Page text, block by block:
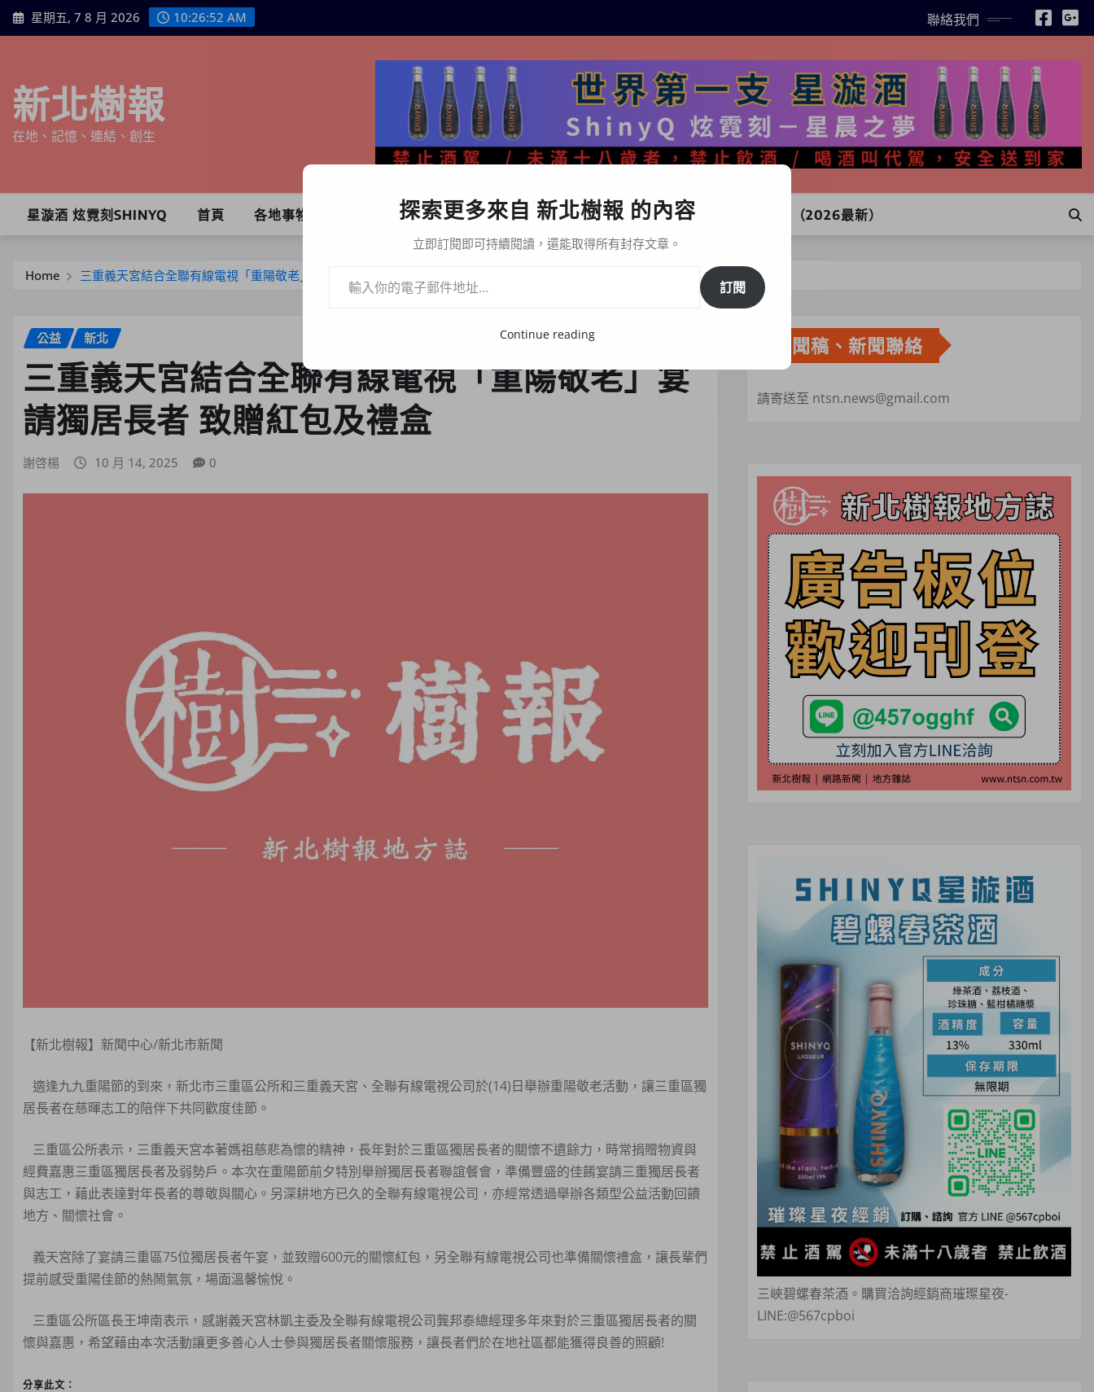
Skip
to
星期五, 7 8 月 2026 10:26:53 AM 聯絡我們
新北樹報
在地、記憶、連結、創生
星漩酒 炫霓刻SHINYQ 首頁 各地事物 生活百態 關於樹報 星漩酒哪裡買｜官方購買通路與LINE訂購（2026最新）
Home 三重義天宮結合全聯有線電視「重陽敬老」宴請獨居長者 致贈紅包及禮盒
公益 新北
三重義天宮結合全聯有線電視「重陽敬老」宴
請獨居長者 致贈紅包及禮盒
謝啓楊 10 月 14, 2025 0
【新北樹報】新聞中心/新北市新聞
適逢九九重陽節的到來，新北市三重區公所和三重義天宮、全聯有線電視公司於(14)日舉辦重陽敬老活動，讓三重區獨
居長者在慈暉志工的陪伴下共同歡度佳節。
三重區公所表示，三重義天宮本著媽祖慈悲為懷的精神，長年對於三重區獨居長者的關懷不遺餘力，時常捐贈物資與
經費嘉惠三重區獨居長者及弱勢戶。本次在重陽節前夕特別舉辦獨居長者聯誼餐會，準備豐盛的佳餚宴請三重獨居長者
與志工，藉此表達對年長者的尊敬與關心。另深耕地方已久的全聯有線電視公司，亦經常透過舉辦各類型公益活動回饋
地方、關懷社會。
義天宮除了宴請三重區75位獨居長者午宴，並致贈600元的關懷紅包，另全聯有線電視公司也準備關懷禮盒，讓長輩們
提前感受重陽佳節的熱鬧氣氛，場面溫馨愉悅。
三重區公所區長王坤南表示，感謝義天宮林凱主委及全聯有線電視公司龔邦泰總經理多年來對於三重區獨居長者的關
懷與嘉惠，希望藉由本次活動讓更多善心人士參與獨居長者關懷服務，讓長者們於在地社區都能獲得良善的照顧!
分享此文：
新聞稿、新聞聯絡
請寄送至 ntsn.news@gmail.com
三峽碧螺春茶酒。購買洽詢經銷商璀璨星夜-
LINE:@567cpboi
探索更多來自 新北樹報 的內容
立即訂閱即可持續閱讀，還能取得所有封存文章。
訂閱
Continue reading